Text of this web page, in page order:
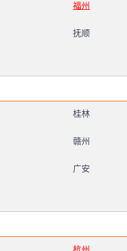
福州
抚顺
桂林
赣州
广安